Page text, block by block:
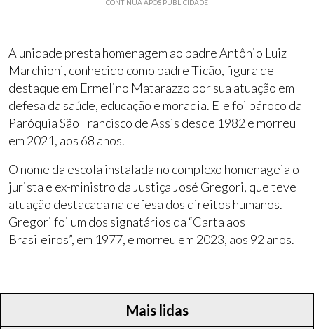
CONTINUA APÓS PUBLICIDADE
A unidade presta homenagem ao padre Antônio Luiz
Marchioni, conhecido como padre Ticão, figura de
destaque em Ermelino Matarazzo por sua atuação em
defesa da saúde, educação e moradia. Ele foi pároco da
Paróquia São Francisco de Assis desde 1982 e morreu
em 2021, aos 68 anos.
O nome da escola instalada no complexo homenageia o
jurista e ex-ministro da Justiça José Gregori, que teve
atuação destacada na defesa dos direitos humanos.
Gregori foi um dos signatários da “Carta aos
Brasileiros”, em 1977, e morreu em 2023, aos 92 anos.
Mais lidas